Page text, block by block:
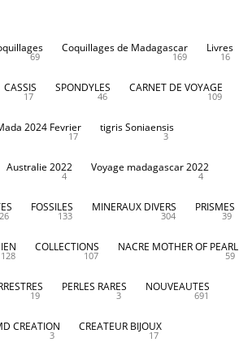
69
Coquillages de Madagascar
169
Livres
16
CASSIS
17
SPONDYLES
46
CARNET DE VOYAGE
109
2024 Fevrier
17
tigris Soniaensis
3
Australie 2022
4
Voyage madagascar 2022
4
26
FOSSILES
133
MINERAUX DIVERS
304
PRISMES
39
128
COLLECTIONS
107
NACRE MOTHER OF PEARL
59
19
PERLES RARES
3
NOUVEAUTES
691
CREATION
3
CREATEUR BIJOUX
17